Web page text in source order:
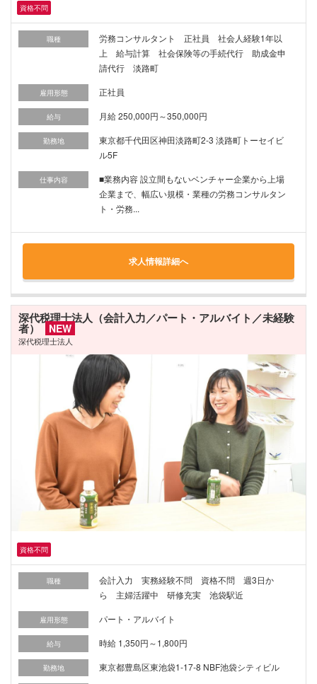
資格不問
職種
労務コンサルタント 正社員 社会人経験1年以
上 給与計算 社会保険等の手続代行 助成金申
請代行 淡路町
雇用形態 正社員
給与 月給 250,000円～350,000円
勤務地
東京都千代田区神田淡路町2-3 淡路町トーセイビ
ル5F
仕事内容
■業務内容 設立間もないベンチャー企業から上場
企業まで、幅広い規模・業種の労務コンサルタン
ト・労務...
求人情報詳細へ
深代税理士法人（会計入力／パート・アルバイト／未経験
者） NEW
深代税理士法人
資格不問
職種
会計入力 実務経験不問 資格不問 週3日か
ら 主婦活躍中 研修充実 池袋駅近
雇用形態 パート・アルバイト
給与 時給 1,350円～1,800円
勤務地 東京都豊島区東池袋1-17-8 NBF池袋シティビル